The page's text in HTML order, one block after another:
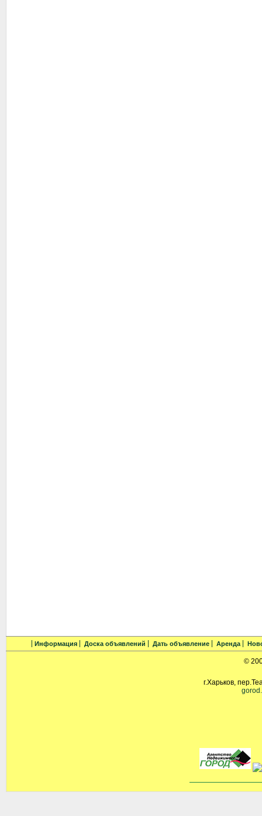
Информация Доска объявлений Дать объявление Аренда
©
г.Харьков,